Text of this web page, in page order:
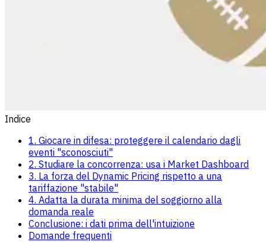
Indice
1. Giocare in difesa: proteggere il calendario dagli
eventi "sconosciuti"
2. Studiare la concorrenza: usa i Market Dashboard
3. La forza del Dynamic Pricing rispetto a una
tariffazione "stabile"
4. Adatta la durata minima del soggiorno alla
domanda reale
Conclusione: i dati prima dell'intuizione
Domande frequenti